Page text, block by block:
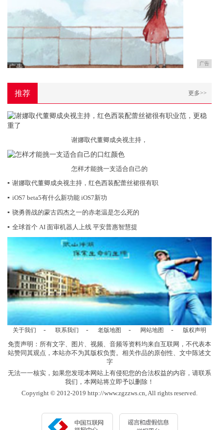
广告
推荐 更多>>
谢娜取代董卿成央视主持，
怎样才能挑一支适合自己的
▪ 谢娜取代董卿成央视主持，红色西装配蕾丝裙很有职
▪ iOS7 beta5有什么新功能 iOS7新功
▪ 骁勇善战的蒙古四杰之一的赤老温是怎么死的
▪ 全球首个 AI 面审机器人上线 平安普惠智慧提
关于我们 - 联系我们 - 老版地图 - 网站地图 - 版权声明
免责声明：所有文字、图片、视频、音频等资料均来自互联网，不代表本
站赞同其观点，本站亦不为其版权负责。相关作品的原创性、文中陈述文
字
无法一一核实，如果您发现本网站上有侵犯您的合法权益的内容，请联系
我们，本网站将立即予以删除！
Copyright © 2012-2019 http://www.zgzzws.cn, All rights reserved.